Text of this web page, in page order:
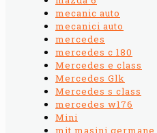
mecanic auto
mecanici auto
mercedes
mercedes c 180
Mercedes e class
Mercedes Glk
Mercedes s class
mercedes w176
Mini
mit masini germane